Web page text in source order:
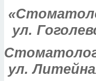
ул.
ул.